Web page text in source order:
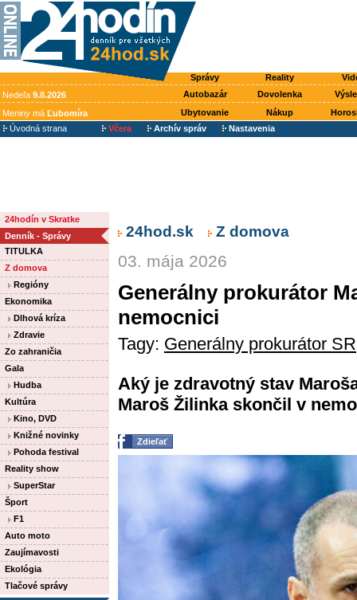
Správy Reality
Nedeľa 9.8.2026 Autobazár Dovolenka
Meniny má Ľubomíra Ubytovanie Nákup
Úvodná strana
Včera Archív správ Nastavenia
24hodín v Skratke
Denník - Správy
TITULKA
Z domova
Regióny
Ekonomika
Dlhová kríza
Zdravie
Zo zahraničia
Gala
Hudba
Kultúra
Kino, DVD
Knižné novinky
Pohoda festival
Reality show
SuperStar
Šport
F1
Auto moto
Zaujímavosti
Ekológia
Tlačové správy
24hod.sk Z domova
03. mája 2026
Generálny prokurátor
nemocnici
Tagy: Generálny prokurátor SR
Aký je zdravotný stav
Maroš Žilinka skončil v
Zdieľať